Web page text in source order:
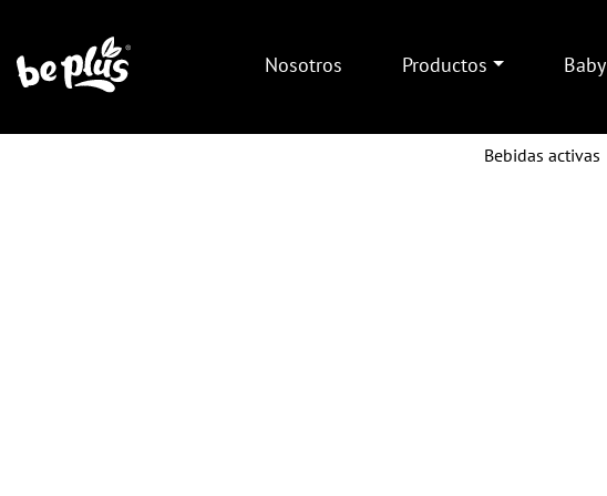
Nosotros Productos Baby
Bebidas activas